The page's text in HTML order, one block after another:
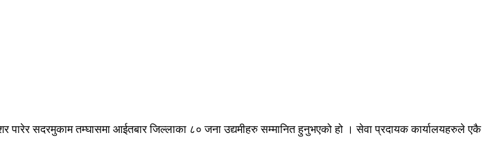
पारेर सदरमुकाम तम्घासमा आईतबार जिल्लाका ८० जना उद्यमीहरु सम्मानित हुनुभएको हो । सेवा प्रदायक कार्यालयहरुले एकै